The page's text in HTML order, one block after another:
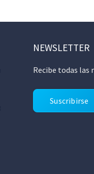
NEWSLETTER
Recibe todas las
Suscribirse